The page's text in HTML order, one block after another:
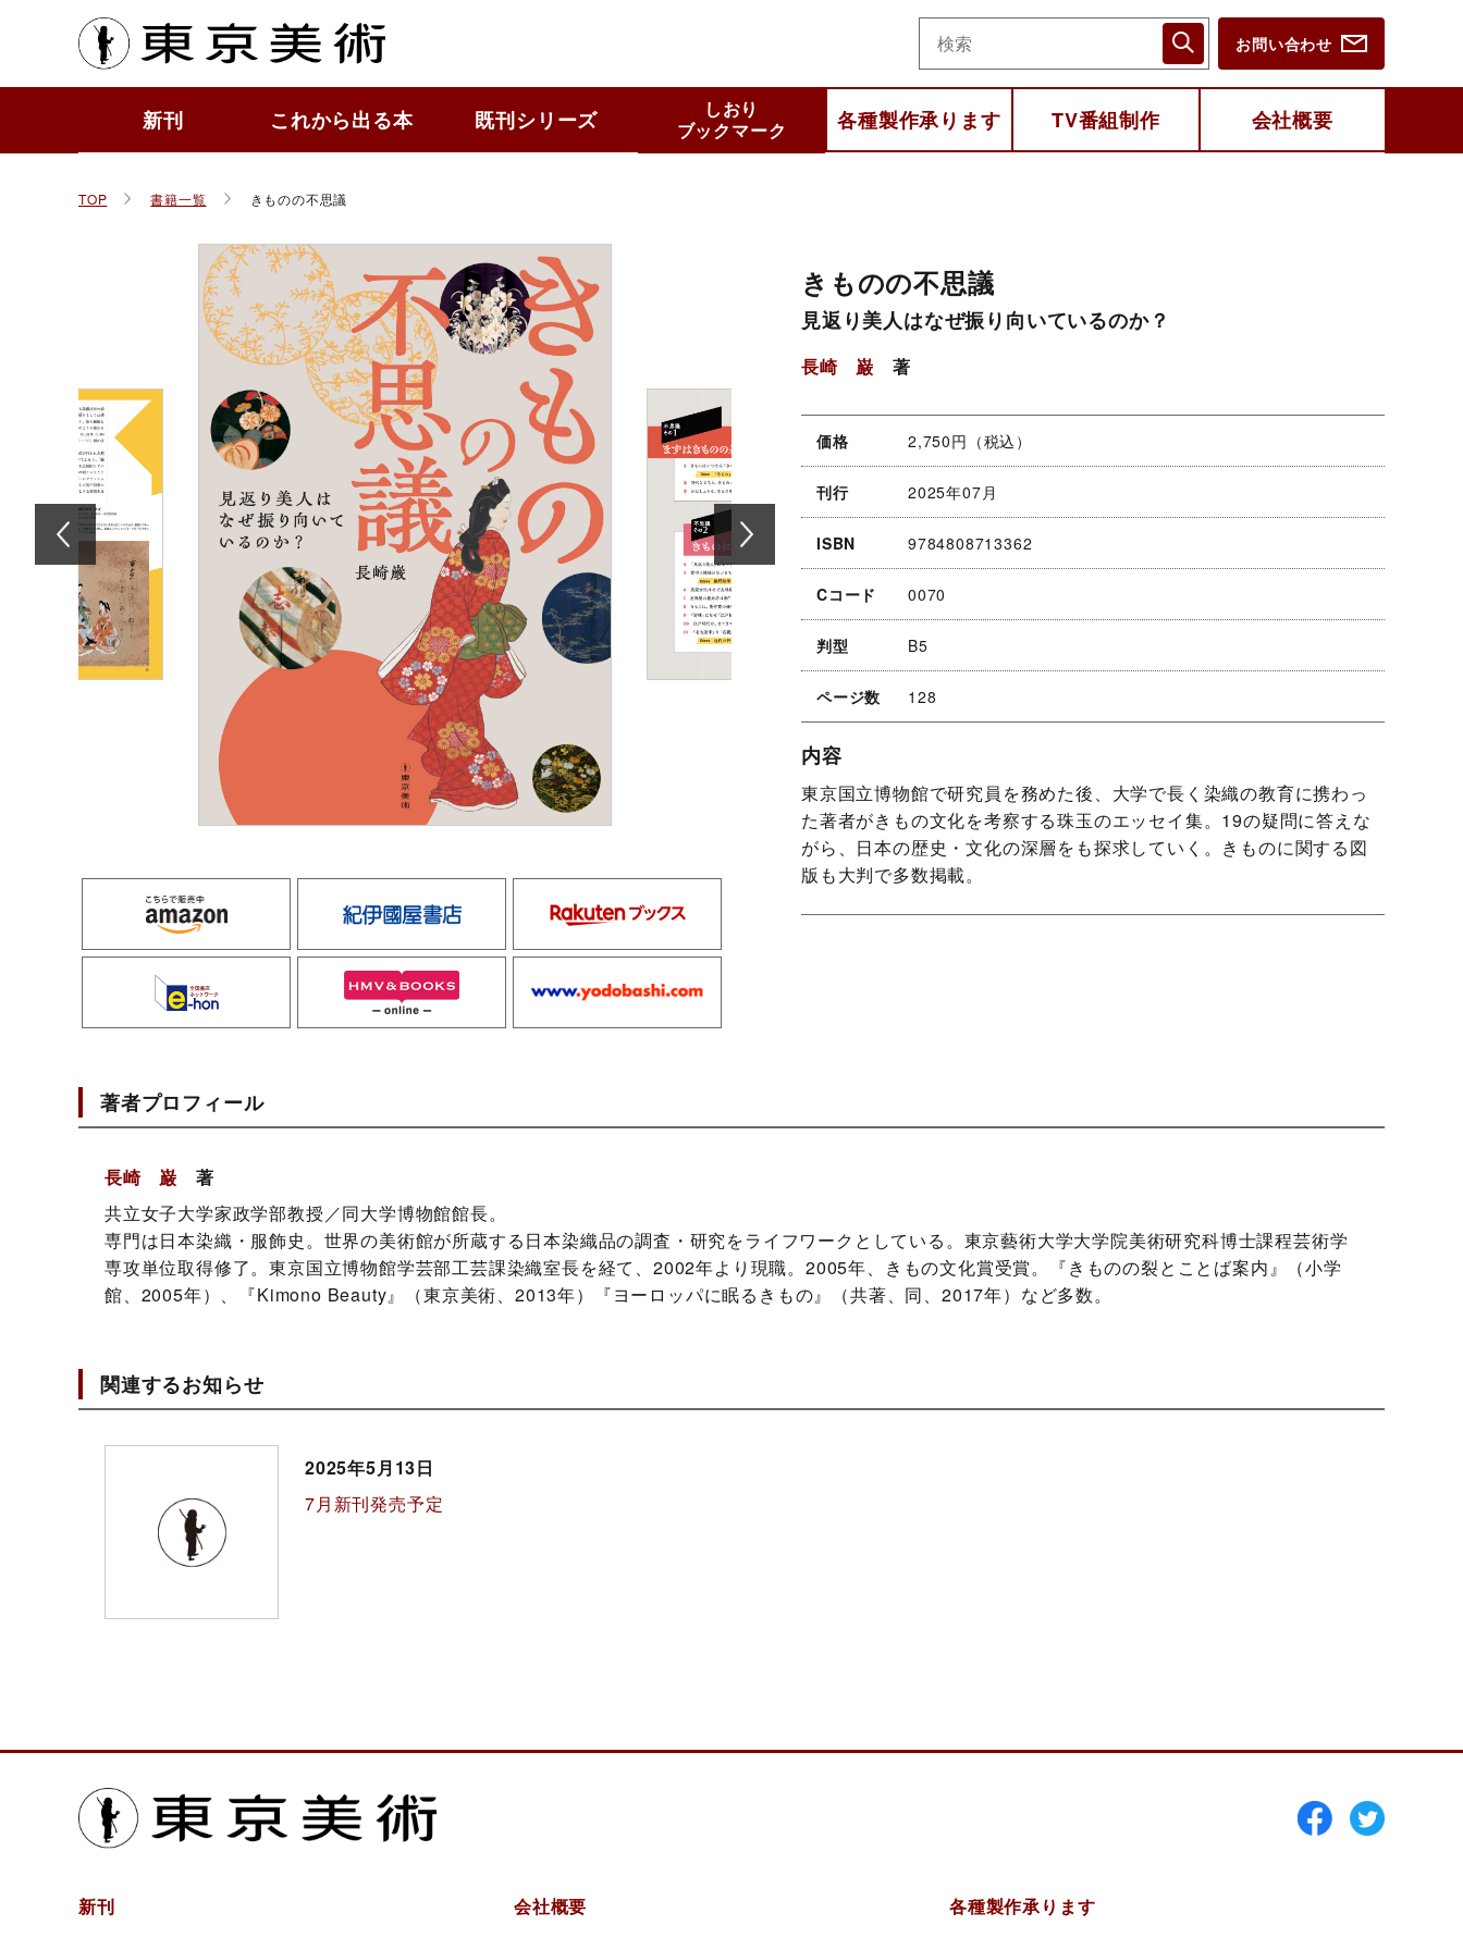
お問い合わせ
新刊 これから出る本 既刊シリーズ
しおり
ブックマーク
各種製作承ります TV番組制作 会社概要
TOP 書籍一覧 きものの不思議
きものの不思議
見返り美人はなぜ振り向いているのか？
長崎 巌 著
価格 2,750円（税込）
刊行 2025年07月
ISBN 9784808713362
Cコード 0070
判型 B5
ページ数 128
内容
東京国立博物館で研究員を務めた後、大学で長く染織の教育に携わっ
た著者がきもの文化を考察する珠玉のエッセイ集。19の疑問に答えな
がら、日本の歴史・文化の深層をも探求していく。きものに関する図
版も大判で多数掲載。
著者プロフィール
長崎 巌 著
共立女子大学家政学部教授／同大学博物館館長。
専門は日本染織・服飾史。世界の美術館が所蔵する日本染織品の調査・研究をライフワークとしている。東京藝術大学大学院美術研究科博士課程芸術学
専攻単位取得修了。東京国立博物館学芸部工芸課染織室長を経て、2002年より現職。2005年、きもの文化賞受賞。『きものの裂とことば案内』（小学
館、2005年）、『Kimono Beauty』（東京美術、2013年）『ヨーロッパに眠るきもの』（共著、同、2017年）など多数。
関連するお知らせ
2025年5月13日
7月新刊発売予定
新刊 会社概要 各種製作承ります